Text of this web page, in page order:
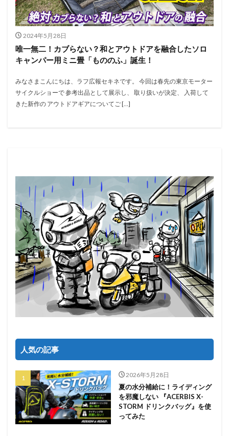
2024年5月28日
唯一無二！カブらない？和とアウトドアを融合したソロ
キャンパー用ミニ畳「もののふ」誕生！
みなさまこんにちは、ラフ広報セキネです。 今回は春先の東京モーター
サイクルショーで 参考出品として展示し、 取り扱いが決定、 入荷して
きた新作の アウトドアギアについてご […]
人気の記事
2026年5月28日
夏の水分補給に！ライディング
を邪魔しない 『ACERBIS X-
STORM ドリンクバッグ』を使
ってみた